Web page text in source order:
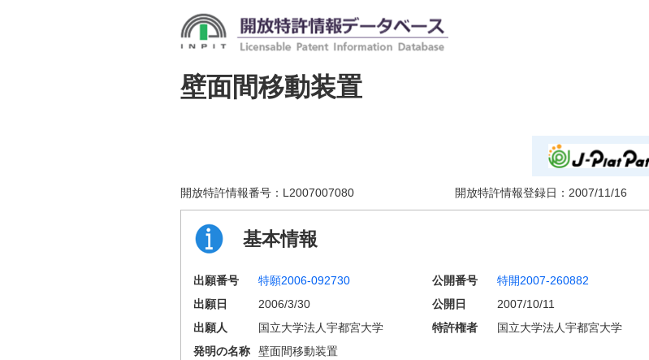
壁面間移動装置
開放特許情報番号： L2007007080 開放特許情報登録日： 2007/11/16
基本情報
出願番号 特願2006-092730 公開番号 特開2007-260882
出願日
2006/3/30 公開日
2007/10/11
出願人
国立大学法人宇都宮大学 特許権者 国立大学法人宇都宮大学
発明の名称
壁面間移動装置